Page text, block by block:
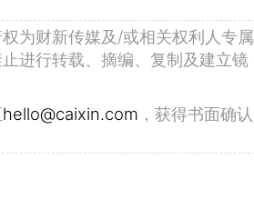
为财新传媒及/或相关权利人专属
进行转载、摘编、复制及建立镜
hello@caixin.com ，获得书面确认